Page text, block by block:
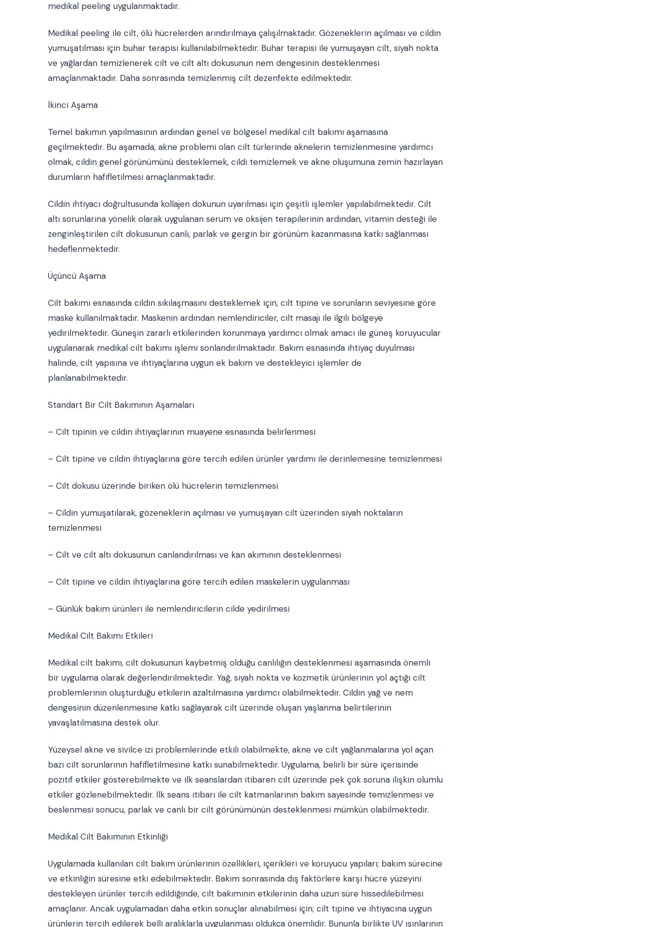
medikal peeling uygulanmaktadır.
Medikal peeling ile cilt, ölü hücrelerden arındırılmaya çalışılmaktadır. Gözeneklerin açılması ve cildin
yumuşatılması için buhar terapisi kullanılabilmektedir. Buhar terapisi ile yumuşayan cilt, siyah nokta
ve yağlardan temizlenerek cilt ve cilt altı dokusunun nem dengesinin desteklenmesi
amaçlanmaktadır. Daha sonrasında temizlenmiş cilt dezenfekte edilmektedir.
İkinci Aşama
Temel bakımın yapılmasının ardından genel ve bölgesel medikal cilt bakımı aşamasına
geçilmektedir. Bu aşamada, akne problemi olan cilt türlerinde aknelerin temizlenmesine yardımcı
olmak, cildin genel görünümünü desteklemek, cildi temizlemek ve akne oluşumuna zemin hazırlayan
durumların hafifletilmesi amaçlanmaktadır.
Cildin ihtiyacı doğrultusunda kollajen dokunun uyarılması için çeşitli işlemler yapılabilmektedir. Cilt
altı sorunlarına yönelik olarak uygulanan serum ve oksijen terapilerinin ardından, vitamin desteği ile
zenginleştirilen cilt dokusunun canlı, parlak ve gergin bir görünüm kazanmasına katkı sağlanması
hedeflenmektedir.
Üçüncü Aşama
Cilt bakımı esnasında cildin sıkılaşmasını desteklemek için, cilt tipine ve sorunların seviyesine göre
maske kullanılmaktadır. Maskenin ardından nemlendiriciler, cilt masajı ile ilgili bölgeye
yedirilmektedir. Güneşin zararlı etkilerinden korunmaya yardımcı olmak amacı ile güneş koruyucular
uygulanarak medikal cilt bakımı işlemi sonlandırılmaktadır. Bakım esnasında ihtiyaç duyulması
halinde, cilt yapısına ve ihtiyaçlarına uygun ek bakım ve destekleyici işlemler de
planlanabilmektedir.
Standart Bir Cilt Bakımının Aşamaları
– Cilt tipinin ve cildin ihtiyaçlarının muayene esnasında belirlenmesi
– Cilt tipine ve cildin ihtiyaçlarına göre tercih edilen ürünler yardımı ile derinlemesine temizlenmesi
– Cilt dokusu üzerinde biriken ölü hücrelerin temizlenmesi
– Cildin yumuşatılarak, gözeneklerin açılması ve yumuşayan cilt üzerinden siyah noktaların
temizlenmesi
– Cilt ve cilt altı dokusunun canlandırılması ve kan akımının desteklenmesi
– Cilt tipine ve cildin ihtiyaçlarına göre tercih edilen maskelerin uygulanması
– Günlük bakım ürünleri ile nemlendiricilerin cilde yedirilmesi
Medikal Cilt Bakımı Etkileri
Medikal cilt bakımı, cilt dokusunun kaybetmiş olduğu canlılığın desteklenmesi aşamasında önemli
bir uygulama olarak değerlendirilmektedir. Yağ, siyah nokta ve kozmetik ürünlerinin yol açtığı cilt
problemlerinin oluşturduğu etkilerin azaltılmasına yardımcı olabilmektedir. Cildin yağ ve nem
dengesinin düzenlenmesine katkı sağlayarak cilt üzerinde oluşan yaşlanma belirtilerinin
yavaşlatılmasına destek olur.
Yüzeysel akne ve sivilce izi problemlerinde etkili olabilmekte, akne ve cilt yağlanmalarına yol açan
bazı cilt sorunlarının hafifletilmesine katkı sunabilmektedir. Uygulama, belirli bir süre içerisinde
pozitif etkiler gösterebilmekte ve ilk seanslardan itibaren cilt üzerinde pek çok soruna ilişkin olumlu
etkiler gözlenebilmektedir. İlk seans itibarı ile cilt katmanlarının bakım sayesinde temizlenmesi ve
beslenmesi sonucu, parlak ve canlı bir cilt görünümünün desteklenmesi mümkün olabilmektedir.
Medikal Cilt Bakımının Etkinliği
Uygulamada kullanılan cilt bakım ürünlerinin özellikleri, içerikleri ve koruyucu yapıları; bakım sürecine
ve etkinliğin süresine etki edebilmektedir. Bakım sonrasında dış faktörlere karşı hücre yüzeyini
destekleyen ürünler tercih edildiğinde, cilt bakımının etkilerinin daha uzun süre hissedilebilmesi
amaçlanır. Ancak uygulamadan daha etkin sonuçlar alınabilmesi için; cilt tipine ve ihtiyacına uygun
ürünlerin tercih edilerek belli aralıklarla uygulanması oldukça önemlidir. Bununla birlikte UV ışınlarının